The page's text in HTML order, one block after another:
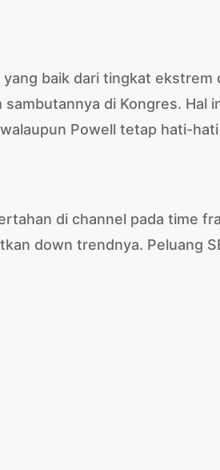
baik dari tingkat ekstrem
di Kongres. Hal
Powell tetap hati-
di channel pada time
down trendnya. Peluang